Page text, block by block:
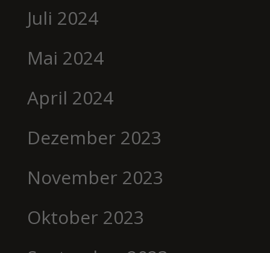
Juli 2024
Mai 2024
April 2024
Dezember 2023
November 2023
Oktober 2023